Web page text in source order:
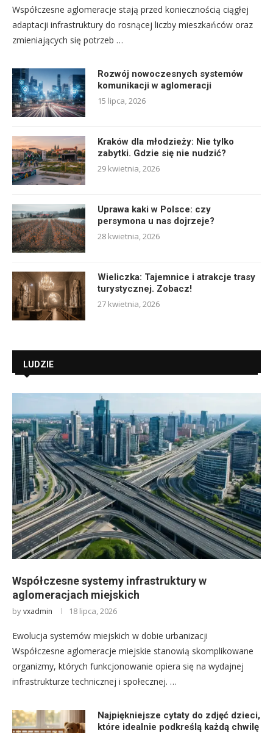
Współczesne aglomeracje stają przed koniecznością ciągłej
adaptacji infrastruktury do rosnącej liczby mieszkańców oraz
zmieniających się potrzeb …
Rozwój nowoczesnych systemów
komunikacji w aglomeracji
15 lipca, 2026
Kraków dla młodzieży: Nie tylko
zabytki. Gdzie się nie nudzić?
29 kwietnia, 2026
Uprawa kaki w Polsce: czy
persymona u nas dojrzeje?
28 kwietnia, 2026
Wieliczka: Tajemnice i atrakcje trasy
turystycznej. Zobacz!
27 kwietnia, 2026
LUDZIE
Współczesne systemy infrastruktury w
aglomeracjach miejskich
byvxadmin 18 lipca, 2026
Ewolucja systemów miejskich w dobie urbanizacji
Współczesne aglomeracje miejskie stanowią skomplikowane
organizmy, których funkcjonowanie opiera się na wydajnej
infrastrukturze technicznej i społecznej. …
Najpiękniejsze cytaty do zdjęć dzieci,
które idealnie podkreślą każdą chwilę